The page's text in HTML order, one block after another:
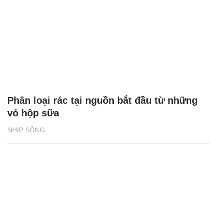
NHỊP SỐNG
Phân loại rác tại nguồn bắt đầu từ những
vỏ hộp sữa